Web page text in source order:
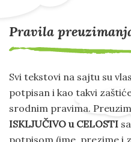
Pravila
Svi tekstovi na sajtu su
potpisan i kao takvi
srodnim pravima.
ISKLJUČIVO u CELOSTI
potpisom (ime, prezime i